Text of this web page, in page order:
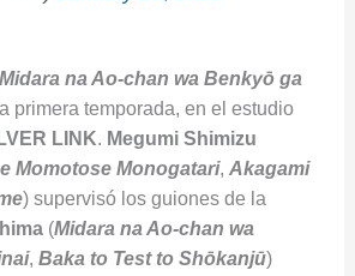
na Ao-chan wa Benkyō ga
primera temporada, en el estudio
LINK. Megumi Shimizu
Momotose Monogatari, Akagami
) supervisó los guiones de la
(Midara na Ao-chan wa
, Baka to Test to Shōkanjū)